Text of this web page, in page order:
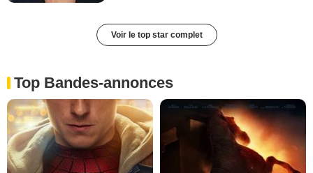
Voir le top star complet
Top Bandes-annonces